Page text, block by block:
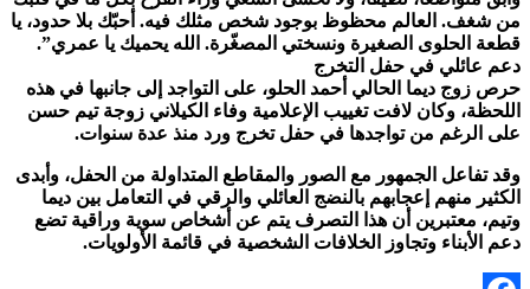
من شغف. العالم محظوظ بوجود شخص مثلك فيه. أحبّك بلا حدود، يا
قطعة الحلوى الصغيرة ونسختي المصغّرة. الله يحميك يا عمري”.
دعم عائلي في حفل التخرج
حرص زوج ديما الحالي أحمد الحلو، على التواجد إلى جانبها في هذه
اللحظة، وكان لافت تغييب الإعلامية وفاء الكيلاني زوجة تيم حسن
على الرغم من تواجدها في حفل تخرج ورد منذ عدة سنوات.
وقد تفاعل الجمهور مع الصور والمقاطع المتداولة من الحفل، وأبدى
الكثير منهم إعجابهم بالنضج العائلي والرقي في التعامل بين ديما
وتيم، معتبرين أن هذا التصرف يتم عن أشخاص سوية وراقية تضع
دعم الأبناء وتجاوز الخلافات الشخصية في قائمة الأولويات.